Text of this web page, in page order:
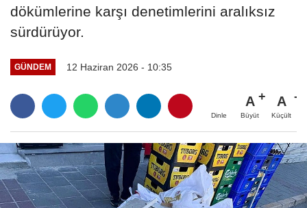
dökümlerine karşı denetimlerini aralıksız
sürdürüyor.
GÜNDEM 12 Haziran 2026 - 10:35
Dinle
A
Büyüt
A
Küçült